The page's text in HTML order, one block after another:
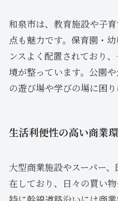
和泉市は、教育施設や子
点も魅力です。保育園・
ンスよく配置されており
境が整っています。公園
の遊び場や学びの場に困り
生活利便性の高い商業
大型商業施設やスーパー
在しており、日々の買い物